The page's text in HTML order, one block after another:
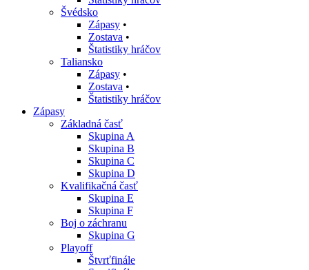
Švédsko
Zápasy •
Zostava •
Štatistiky hráčov
Taliansko
Zápasy •
Zostava •
Štatistiky hráčov
Zápasy
Základná časť
Skupina A
Skupina B
Skupina C
Skupina D
Kvalifikačná časť
Skupina E
Skupina F
Boj o záchranu
Skupina G
Playoff
Štvrťfinále